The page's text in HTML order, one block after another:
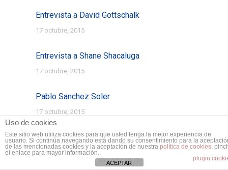
Entrevista a David Gottschalk
17 octubre, 2015
Entrevista a Shane Shacaluga
17 octubre, 2015
Pablo Sanchez Soler
17 octubre, 2015
Simón Grau Ruiz
17 octubre, 2015
Uso de cookies
Este sitio web utiliza cookies para que usted tenga la mejor experiencia de
usuario. Si continúa navegando está dando su consentimiento para la
de las mencionadas cookies y la aceptación de nuestra política de cookies,
el enlace para mayor información.
plugin
ACEPTAR